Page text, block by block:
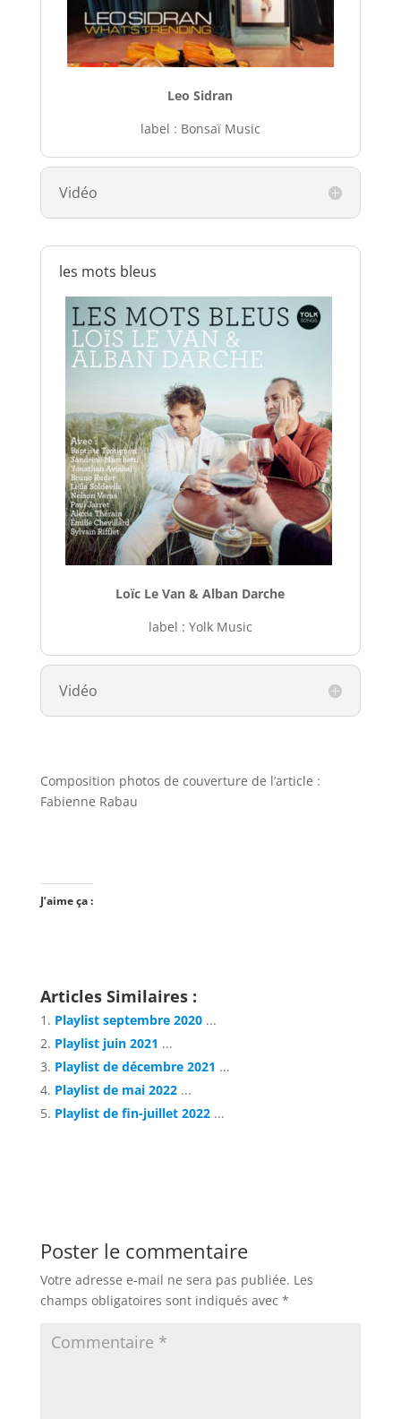
Leo Sidran
label : Bonsaï Music
Vidéo
les mots bleus
Loïc Le Van & Alban Darche
label : Yolk Music
Vidéo
Composition photos de couverture de l’article :
Fabienne Rabau
J’aime ça :
Articles Similaires :
Playlist septembre 2020 ...
Playlist juin 2021 ...
Playlist de décembre 2021 ...
Playlist de mai 2022 ...
Playlist de fin-juillet 2022 ...
Poster le commentaire
Votre adresse e-mail ne sera pas publiée. Les
champs obligatoires sont indiqués avec *